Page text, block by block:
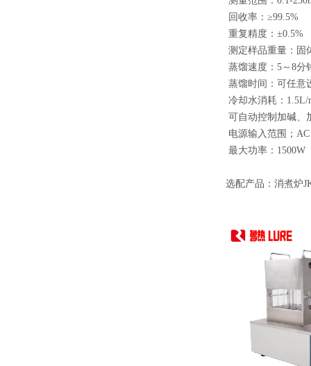
回收率：≥99.5%
重复精度：±0.5%
测定样品重量：固
蒸馏速度：5～8分
蒸馏时间：可任意
冷却水消耗：1.5L/
可自动控制加碱、
电源输入范围；AC
最大功率：1500W
选配产品：消煮炉